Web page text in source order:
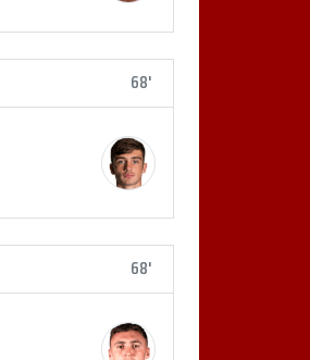
68'
68'